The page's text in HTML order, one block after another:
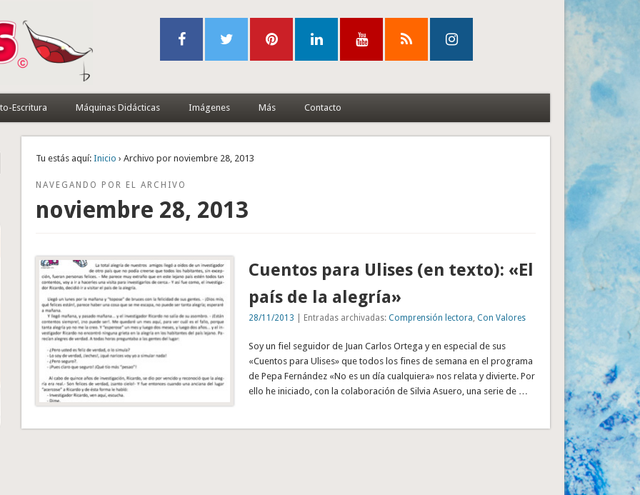
Escritura Máquinas Didácticas Imágenes Más Contacto
Tu estás aquí: Inicio › Archivo por noviembre 28, 2013
NAVEGANDO POR EL ARCHIVO
noviembre 28, 2013
Cuentos para Ulises (en texto): «El
país de la alegría»
28/11/2013 | Entradas archivadas: Comprensión lectora Con Valores
Soy un fiel seguidor de Juan Carlos Ortega y en especial de sus
«Cuentos para Ulises» que todos los fines de semana en el programa
de Pepa Fernández «No es un día cualquiera» nos relata y divierte. Por
ello he iniciado, con la colaboración de Silvia Asuero, una serie de …